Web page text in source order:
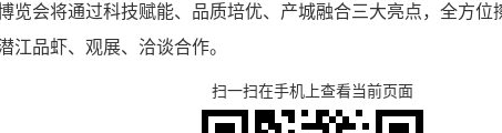
览会将通过科技赋能、品质培优、产城融合三大亮点，全方位
品虾、观展、洽谈合作。
扫一扫在手机上查看当前页面